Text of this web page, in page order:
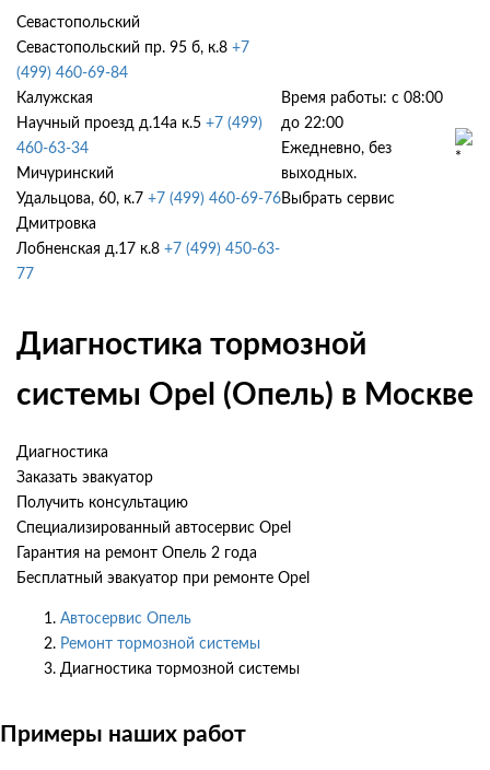
Севастопольский
Севастопольский пр. 95 б, к.8 +7
(499) 460-69-84
Калужская
Научный проезд д.14а к.5 +7 (499)
460-63-34
Мичуринский
Удальцова, 60, к.7 +7 (499) 460-69-76
Дмитровка
Лобненская д.17 к.8 +7 (499) 450-63-
77
Время работы: с 08:00
до 22:00
Ежедневно, без
выходных.
Выбрать сервис
Диагностика тормозной
системы Opel (Опель) в Москве
Диагностика
Заказать эвакуатор
Получить консультацию
Специализированный автосервис Opel
Гарантия на ремонт Опель 2 года
Бесплатный эвакуатор при ремонте Opel
Автосервис Опель
Ремонт тормозной системы
Диагностика тормозной системы
Примеры наших работ